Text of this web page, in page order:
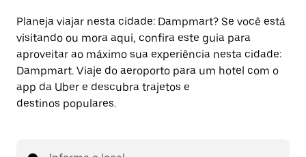
Planeja viajar nesta cidade: Dampmart? Se você está
visitando ou mora aqui, confira este guia para
aproveitar ao máximo sua experiência nesta cidade:
Dampmart. Viaje do aeroporto para um hotel com o
app da Uber e descubra trajetos e
destinos populares.